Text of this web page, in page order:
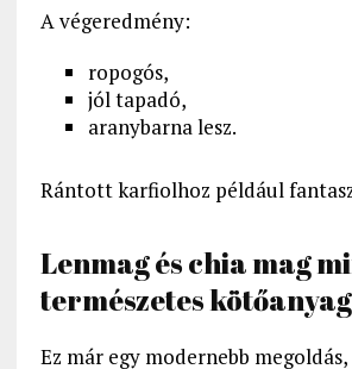
A végeredmény:
ropogós,
jól tapadó,
aranybarna lesz.
Rántott karfiolhoz például
Lenmag és chia mag
természetes kötőanyag
Ez már egy modernebb